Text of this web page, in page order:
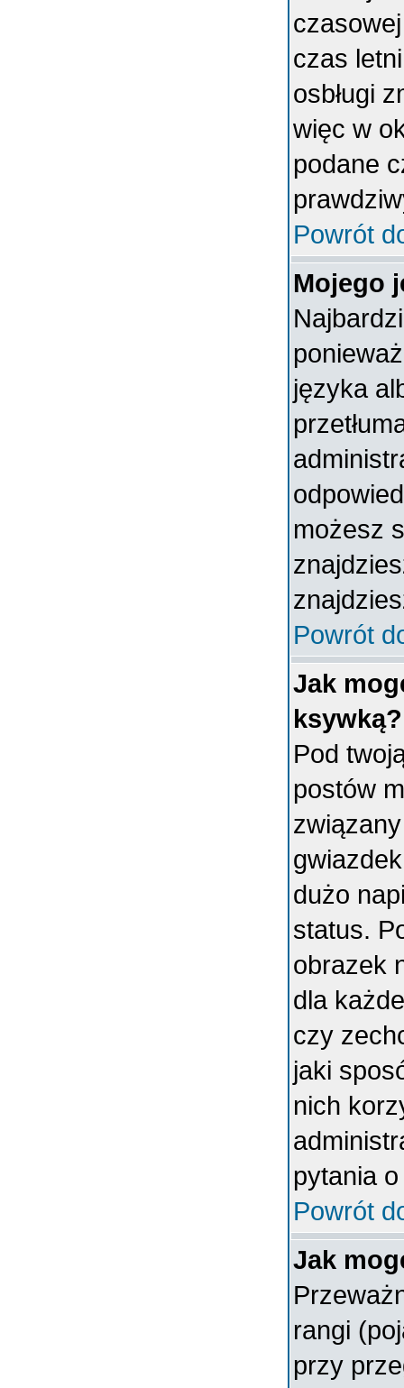
czas
osbługi
więc w
podane
Powrót
Mojego
języka
możesz
Powrót
Jak
ksywką?
Pod
postów
dużo
status.
obrazek
dla
czy
jaki
nich
pytania
Powrót
Jak
rangi
przy